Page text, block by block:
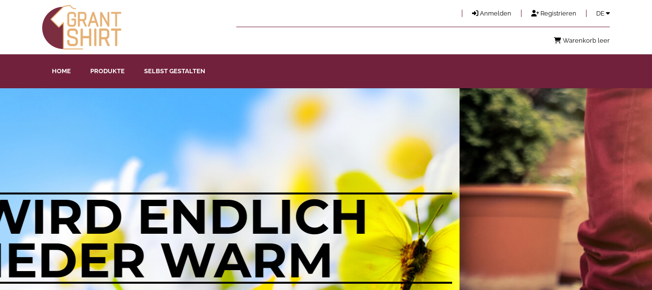
Anmelden Registrieren DE
Warenkorb leer
HOME PRODUKTE SELBST GESTALTEN
LIEBE LIEGT IN DER
LUFT